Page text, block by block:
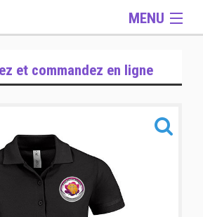
MENU
Accessoires
et commandez en ligne